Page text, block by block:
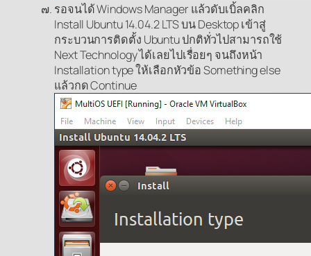
รอจนได้ Windows Manager แล้วดับเบิ้ลคลิก
Install Ubuntu 14.04.2 LTS บน Desktop เข้าสู่
กระบวนการติดตั้ง Ubuntu ปกติทั่วไปสามารถใช้
Next Technology ได้เลยไปเรื่อยๆ จนถึงหน้า
Installation type ให้เลือกหัวข้อ Something else
แล้วกด Continue